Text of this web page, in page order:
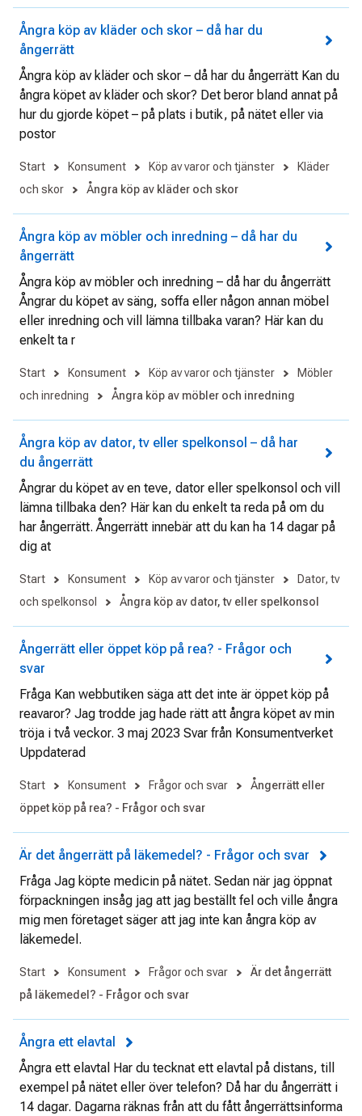
Ångra köp av kläder och skor – då har du
ångerrätt
Ångra köp av kläder och skor – då har du ångerrätt Kan du
ångra köpet av kläder och skor? Det beror bland annat på
hur du gjorde köpet – på plats i butik, på nätet eller via
postor
Start Konsument Köp av varor och tjänster
Kläder
och skor
Ångra köp av kläder och skor
Ångra köp av möbler och inredning – då har du
ångerrätt
Ångra köp av möbler och inredning – då har du ångerrätt
Ångrar du köpet av säng, soffa eller någon annan möbel
eller inredning och vill lämna tillbaka varan? Här kan du
enkelt ta r
Start Konsument Köp av varor och tjänster
Möbler
och inredning
Ångra köp av möbler och inredning
Ångra köp av dator, tv eller spelkonsol – då har
du ångerrätt
Ångrar du köpet av en teve, dator eller spelkonsol och vill
lämna tillbaka den? Här kan du enkelt ta reda på om du
har ångerrätt. Ångerrätt innebär att du kan ha 14 dagar på
dig at
Start Konsument Köp av varor och tjänster
Dator, tv
och spelkonsol
Ångra köp av dator, tv eller spelkonsol
Ångerrätt eller öppet köp på rea? - Frågor och
svar
Fråga Kan webbutiken säga att det inte är öppet köp på
reavaror? Jag trodde jag hade rätt att ångra köpet av min
tröja i två veckor. 3 maj 2023 Svar från Konsumentverket
Uppdaterad
Start Konsument Frågor och svar
Ångerrätt eller
öppet köp på rea? - Frågor och svar
Är det ångerrätt på läkemedel? - Frågor och svar
Fråga Jag köpte medicin på nätet. Sedan när jag öppnat
förpackningen insåg jag att jag beställt fel och ville ångra
mig men företaget säger att jag inte kan ångra köp av
läkemedel.
Start Konsument Frågor och svar
Är det ångerrätt
på läkemedel? - Frågor och svar
Ångra ett elavtal
Ångra ett elavtal Har du tecknat ett elavtal på distans, till
exempel på nätet eller över telefon? Då har du ångerrätt i
14 dagar. Dagarna räknas från att du fått ångerrättsinforma